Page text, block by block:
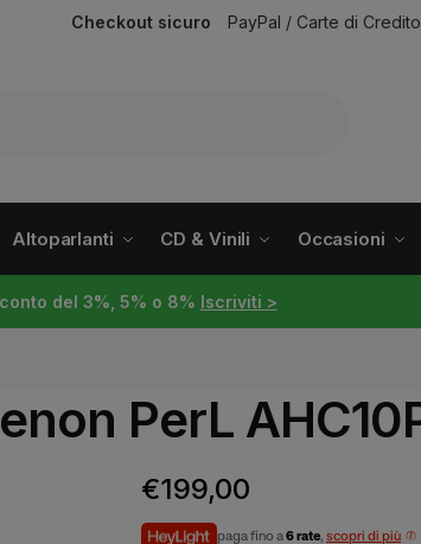
Checkout sicuro PayPal / Carte di
Altoparlanti CD & Vinili Occasioni
del 3%, 5% o 8% Iscriviti >
PerL
€199,00
paga fino a6 rate,scopri di più